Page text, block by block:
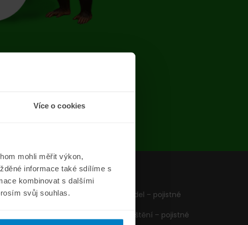
Více o cookies
mohli měřit výkon,
informace také sdílíme s
kombinovat s dalšími
svůj souhlas.
Formuláře
Pojištění vozidel – pojistné
Cestovní pojištění – pojistné